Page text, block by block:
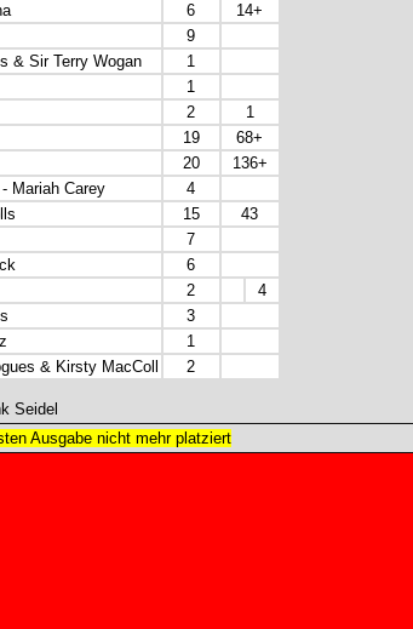
6
14+
9
& Sir Terry Wogan
1
1
2
1
19
68+
20
136+
Mariah Carey
4
15
43
7
6
2
4
3
1
& Kirsty MacColl 2
Seidel
Ausgabe nicht mehr platziert